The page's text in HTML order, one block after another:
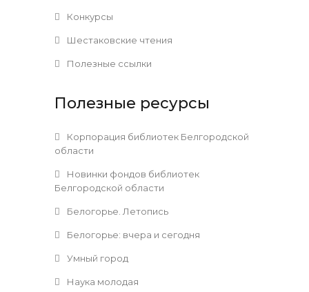
Конкурсы
Шестаковские чтения
Полезные ссылки
Полезные ресурсы
Корпорация библиотек Белгородской
области
Новинки фондов библиотек
Белгородской области
Белогорье. Летопись
Белогорье: вчера и сегодня
Умный город
Наука молодая